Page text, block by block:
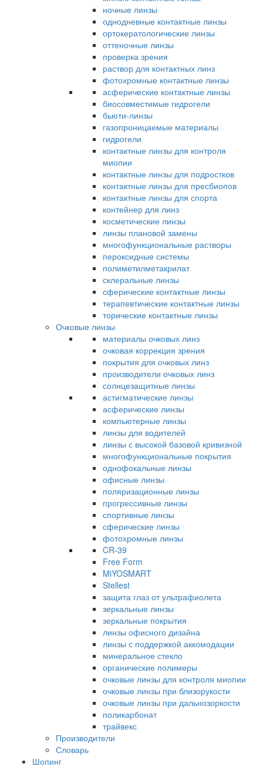
ночные линзы
однодневные контактные линзы
ортокератологические линзы
оттеночные линзы
проверка зрения
раствор для контактных линз
фотохромные контактные линзы
асферические контактные линзы
биосовместимые гидрогели
бьюти-линзы
газопроницаемые материалы
гидрогели
контактные линзы для контроля
миопии
контактные линзы для подростков
контактные линзы для пресбиопов
контактные линзы для спорта
контейнер для линз
косметические линзы
линзы плановой замены
многофункциональные растворы
пероксидные системы
полиметилметакрилат
склеральные линзы
сферические контактные линзы
терапевтические контактные линзы
торические контактные линзы
Очковые линзы
материалы очковых линз
очковая коррекция зрения
покрытия для очковых линз
производители очковых линз
солнцезащитные линзы
астигматические линзы
асферические линзы
компьютерные линзы
линзы для водителей
линзы с высокой базовой кривизной
многофункциональные покрытия
однофокальные линзы
офисные линзы
поляризационные линзы
прогрессивные линзы
спортивные линзы
сферические линзы
фотохромные линзы
CR-39
Free Form
MiYOSMART
Stellest
защита глаз от ультрафиолета
зеркальные линзы
зеркальные покрытия
линзы офисного дизайна
линзы с поддержкой аккомодации
минеральное стекло
органические полимеры
очковые линзы для контроля миопии
очковые линзы при близорукости
очковые линзы при дальнозоркости
поликарбонат
трайвекс
Производители
Словарь
Шопинг